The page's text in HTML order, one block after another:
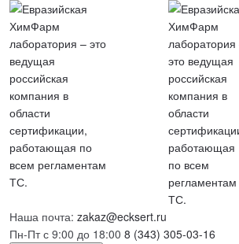
Наша почта: zakaz@ecksert.ru
Пн-Пт с 9:00 до 18:00 8 (343) 305-03-16